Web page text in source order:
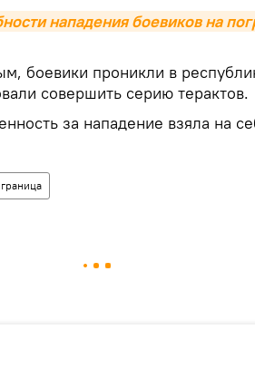
нападения боевиков на
боевики проникли в
совершить серию терактов.
за нападение взяла на
граница